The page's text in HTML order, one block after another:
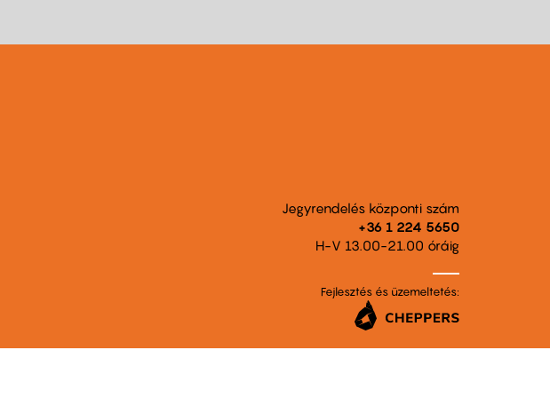
Jegyrendelés központi szám
+36 1 224 5650
H-V 13.00-21.00 óráig
Fejlesztés és üzemeltetés: